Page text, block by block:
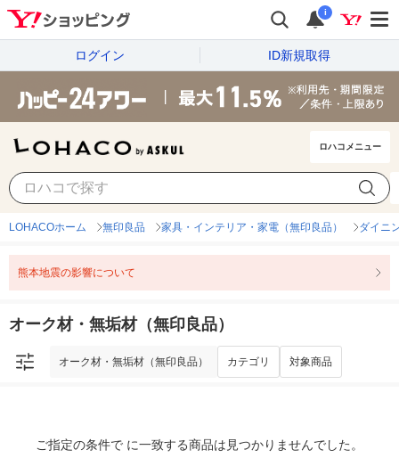
i
ログイン ID新規取得
ロハコメニュー
オーク材・無垢材（無印良品）
LOHACOホーム 無印良品 家具・インテリア・家電（無印良品） ダイニ
熊本地震の影響について
オーク材・無垢材（無印良品）
オーク材・無垢材（無印良品） カテゴリ 対象商品
ご指定の条件で に一致する商品は見つかりませんでした。